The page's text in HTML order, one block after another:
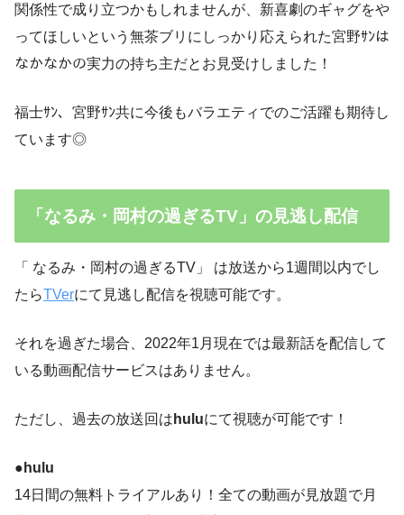
関係性で成り立つかもしれませんが、新喜劇のギャグをや
ってほしいという無茶ブリにしっかり応えられた宮野ｻﾝは
なかなかの実力の持ち主だとお見受けしました！
福士ｻﾝ、宮野ｻﾝ共に今後もバラエティでのご活躍も期待し
ています◎
「なるみ・岡村の過ぎるTV」の見逃し配信
「 なるみ・岡村の過ぎるTV」 は放送から1週間以内でし
たらTVerにて見逃し配信を視聴可能です。
それを過ぎた場合、2022年1月現在では最新話を配信して
いる動画配信サービスはありません。
ただし、過去の放送回は huluにて視聴が可能です！
●hulu
14日間の無料トライアルあり！全ての動画が見放題で月